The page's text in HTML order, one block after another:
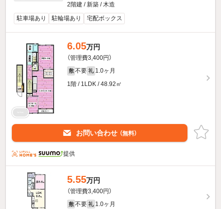
2階建 / 新築 / 木造
駐車場あり
駐輪場あり 宅配ボックス
6.05万円
（管理費3,400円）
敷 不要 礼 1.0ヶ月
1階 / 1LDK / 48.92㎡
お問い合わせ （無料）
提供
5.55万円
（管理費3,400円）
敷 不要 礼 1.0ヶ月